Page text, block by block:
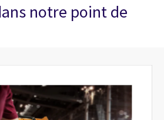
notre point de